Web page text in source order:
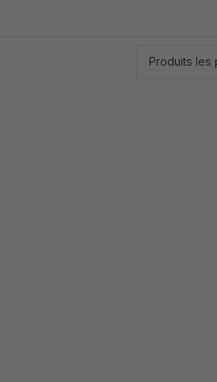
Produits les